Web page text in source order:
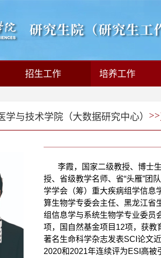
招生工作 培养工作
学与技术学院（大数据研究中心） >>
李霞，
国家二级教授、博士
授、省级教学名师、省“头雁”团
学学会（筹）重大疾病组学信息
算生物学专委会主任、黑龙江省
组信息学与系统生物学专业委员
项，国自然基金项目 12项，获教
著名生命科学杂志发表SCI 论文近
2020和2021年连续评为ESI 高被